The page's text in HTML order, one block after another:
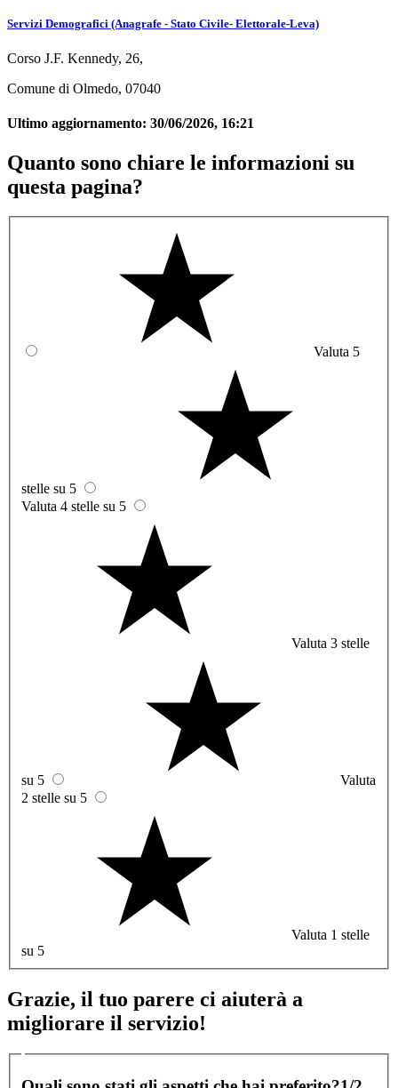
Servizi Demografici (Anagrafe - Stato Civile- Elettorale-Leva)
Corso J.F. Kennedy, 26,
Comune di Olmedo, 07040
Ultimo aggiornamento: 30/06/2026, 16:21
Quanto sono chiare le informazioni su
questa pagina?
Valuta 5
stelle su 5
Valuta 4 stelle su 5
Valuta 3 stelle
su 5
Valuta
2 stelle su 5
Valuta 1 stelle
su 5
Grazie, il tuo parere ci aiuterà a
migliorare il servizio!